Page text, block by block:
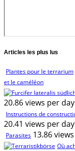
Articles les plus lus
Plantes pour le terrarium
et le caméléon
20.86 views per day
Instructions de
20.41 views per day
Parasites 13.86
Où